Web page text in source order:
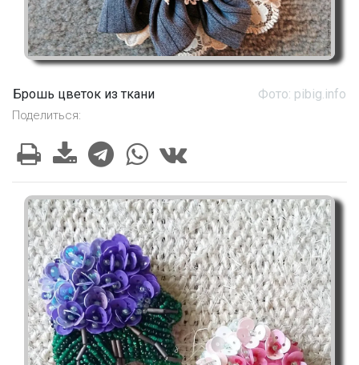
Брошь цветок из ткани Фото: pibig.info
Поделиться: